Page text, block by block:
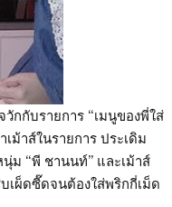
กกับรายการ “เมนูของพี่ใส่
ม้าส์ในรายการ ประเดิม
ม “พี ชานนท์” และเม้าส์
เผ็ดซี๊ดจนต้องใส่พริกกี่เม็ด